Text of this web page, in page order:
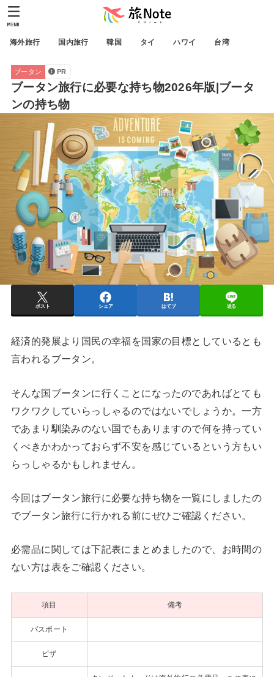
海外旅行 国内旅行 韓国 タイ ハワイ 台湾
MENU
ブータン PR
ブータン旅行に必要な持ち物2026年版|ブータ
ンの持ち物
ポスト シェア はてブ 送る
経済的発展より国民の幸福を国家の目標としているとも
言われるブータン。
そんな国ブータンに行くことになったのであればとても
ワクワクしていらっしゃるのではないでしょうか。一方
であまり馴染みのない国でもありますので何を持ってい
くべきかわかっておらず不安を感じているという方もい
らっしゃるかもしれません。
今回はブータン旅行に必要な持ち物を一覧にしましたの
でブータン旅行に行かれる前にぜひご確認ください。
必需品に関しては下記表にまとめましたので、お時間の
ない方は表をご確認ください。
項目 備考
パスポート
ビザ